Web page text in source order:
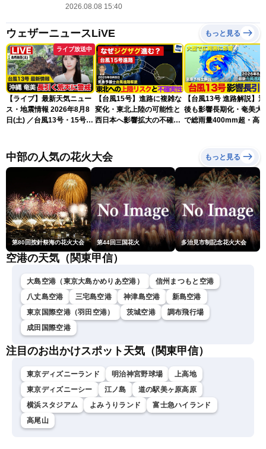
2026.08.08 15:40
ウェザーニュースLiVE もっと見る
ライブ放送中
【ライブ】最新天気ニュー
ス・地震情報 2026年8月8
日(土) ／台風13号・15号
ーニュースLiVEムーン・戸
北美月／芳野達郎〉
【台風15号】進路に複雑な
変化・東北上陸の可能性と
西日本へ影響拡大の不確実
【台風13号 進路解説】
後も影響長期化・奄美大
で総雨量400mm超・高波
中部の人気の花火大会 もっと見る
第80回按針祭海の花火大会 第44回三国花火 多治見市制記念花火大会
空港の天気（関東甲信）
大島空港（東京大島かめりあ空港）
信州まつもと空港
八丈島空港
三宅島空港 神津島空港
新島空港
東京国際空港（羽田空港）
茨城空港
調布飛行場
成田国際空港
注目のお出かけスポット天気（関東甲信）
東京ディズニーランド 明治神宮野球場
上高地
東京ディズニーシー
江ノ島
道の駅美ヶ原高原
横浜スタジアム
よみうりランド
富士急ハイランド
高尾山